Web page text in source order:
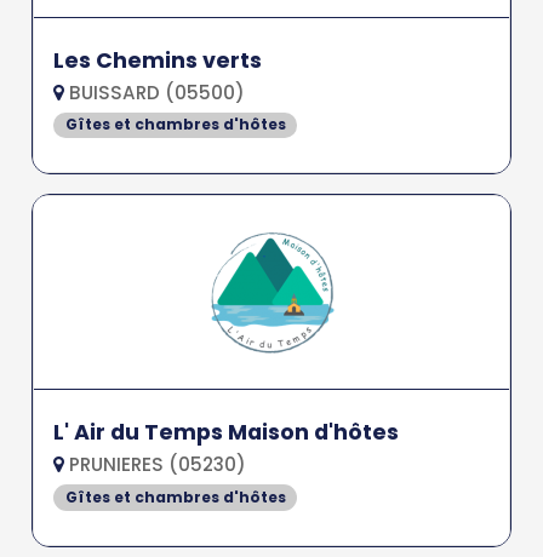
Les Chemins verts
BUISSARD (05500)
Gîtes et chambres d'hôtes
L' Air du Temps Maison d'hôtes
PRUNIERES (05230)
Gîtes et chambres d'hôtes